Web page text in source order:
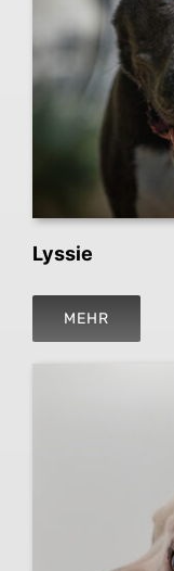
Lyssie
MEHR